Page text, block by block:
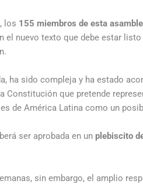
los 155 miembros de esta
el nuevo texto que debe estar listo
ha sido compleja y ha estado
Constitución que pretende
de América Latina como un
ser aprobada en un plebiscito
sin embargo, el amplio